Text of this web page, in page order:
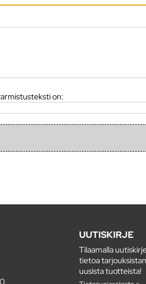
on:
UUTISKIRJE
Tilaamalla
tietoa
uusista tuotteista!